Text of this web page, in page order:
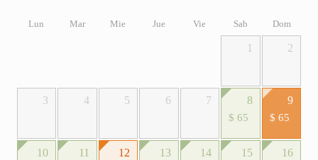
Lun Mar Mie Jue Vie Sab Dom
1 2
3 4 5 6 7 8
$ 65
9
$ 65
10 11 12 13 14 15 16